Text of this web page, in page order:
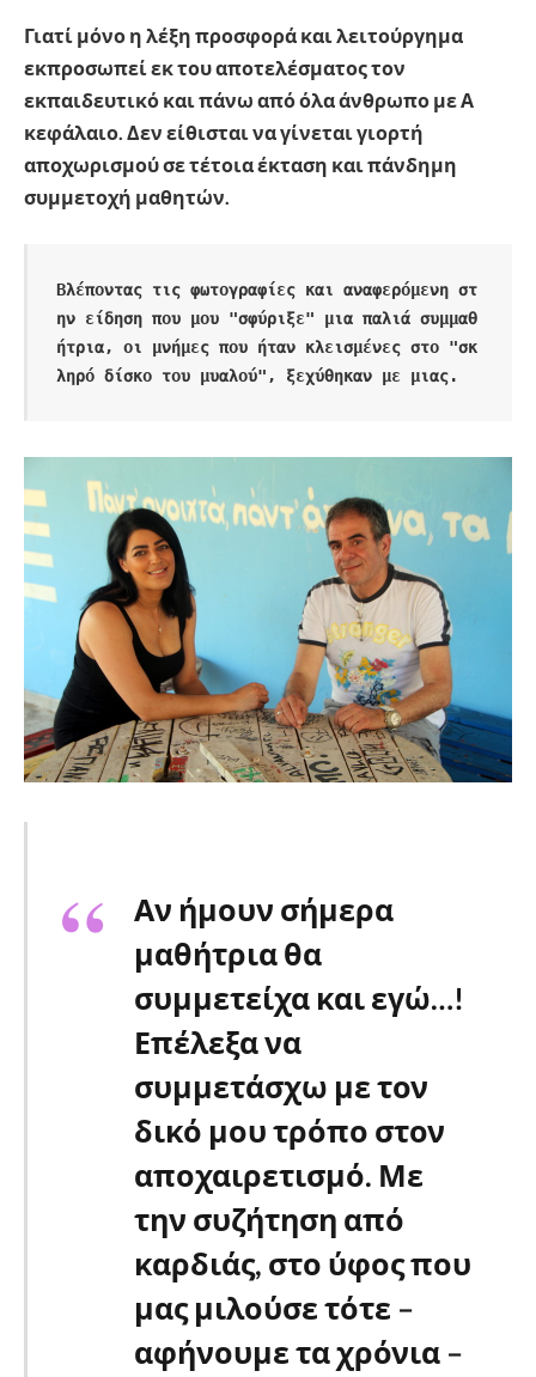
Γιατί μόνο η λέξη προσφορά και λειτούργημα
εκπροσωπεί εκ του αποτελέσματος τον
εκπαιδευτικό και πάνω από όλα άνθρωπο με Α
κεφάλαιο. Δεν είθισται να γίνεται γιορτή
αποχωρισμού σε τέτοια έκταση και πάνδημη
συμμετοχή μαθητών.
Βλέποντας τις φωτογραφίες και αναφερόμενη στ
ην είδηση που μου "σφύριξε" μια παλιά συμμαθ
ήτρια, οι μνήμες που ήταν κλεισμένες στο "σκ
ληρό δίσκο του μυαλού", ξεχύθηκαν με μιας.
Αν ήμουν σήμερα
μαθήτρια θα
συμμετείχα και εγώ…!
Επέλεξα να
συμμετάσχω με τον
δικό μου τρόπο στον
αποχαιρετισμό. Με
την συζήτηση από
καρδιάς, στο ύφος που
μας μιλούσε τότε –
αφήνουμε τα χρόνια –